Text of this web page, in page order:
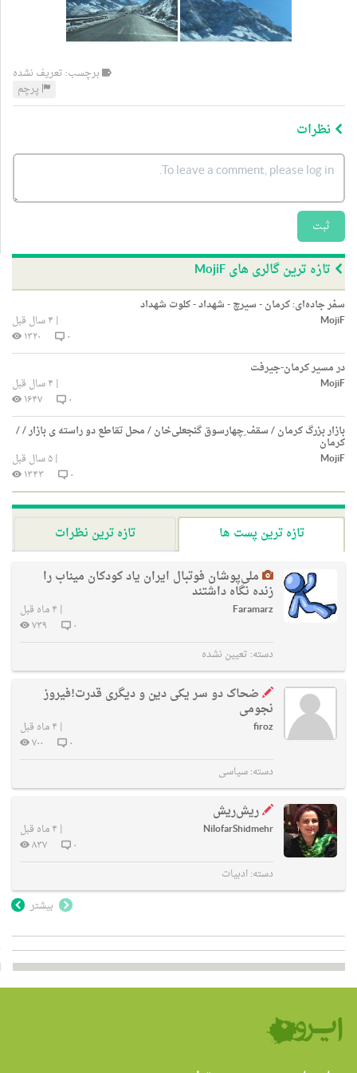
برچسب: تعریف نشده
پرچم
نظرات
ثبت
تازه ترین گالری های MojiF
سفر جاده‌ای: کرمان - سیرچ - شهداد - کلوت شهداد
MojiF
| ۴ سال قبل
۰
۱۳۲۰
در مسیر کرمان-جیرفت
MojiF
| ۴ سال قبل
۰
۱۶۴۷
بازار بزرگ کرمان / سقف ِچهارسوق گنجعلی‌خان / محل تقاطع دو راسته ی بازار / /
کرمان
MojiF
|۵ سال قبل
۰
۱۳۴۳
تازه ترین پست ها
تازه ترین نظرات
ملی‌پوشان فوتبال ایران یاد کودکان میناب را
زنده نگاه داشتند
Faramarz
| ۴ ماه قبل
۰
۷۳۹
دسته: تعیین نشده
ضحاک دو سر یکی دین و دیگری قدرت!فیروز
نجومی
firoz
| ۴ ماه قبل
۰
۷۰۰
دسته:سیاسی
ریش‌ریش
NilofarShidmehr
| ۴ ماه قبل
۰
۸۳۷
دسته:ادبیات
بیشتر